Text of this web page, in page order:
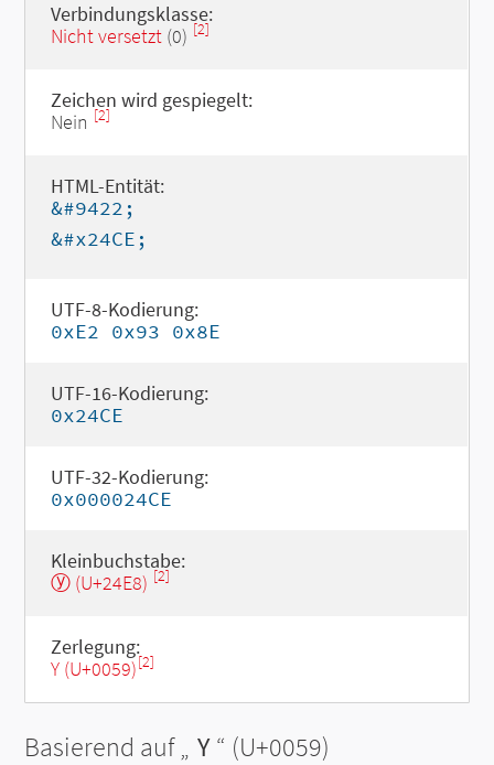
Verbindungsklasse:
Nicht versetzt(0) [2]
Zeichen wird gespiegelt:
Nein [2]
HTML-Entität:
&#9422;
&#x24CE;
UTF-8-Kodierung:
0xE2 0x93 0x8E
UTF-16-Kodierung:
0x24CE
UTF-32-Kodierung:
0x000024CE
Kleinbuchstabe:
ⓨ (U+24E8) [2]
Zerlegung:
Y (U+0059)[2]
Basierend auf „ Y “ (U+0059)